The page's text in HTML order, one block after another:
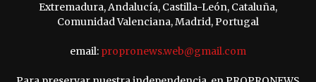
Extremadura, Andalucía, Castilla-León, Cataluña,
Comunidad Valenciana, Madrid, Portugal
email: propronews.web@gmail.com